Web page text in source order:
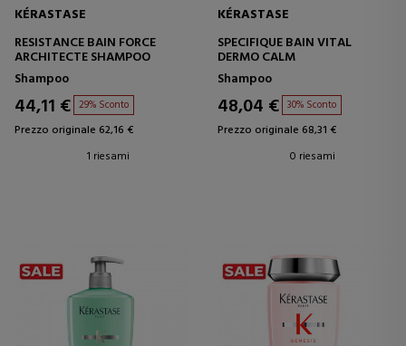
KÉRASTASE
RESISTANCE BAIN FORCE
ARCHITECTE SHAMPOO
Shampoo
44,11 € 29% Sconto
Prezzo originale 62,16 €
1 riesami
KÉRASTASE
SPECIFIQUE BAIN VITAL
DERMO CALM
Shampoo
48,04 € 30% Sconto
Prezzo originale 68,31 €
0 riesami